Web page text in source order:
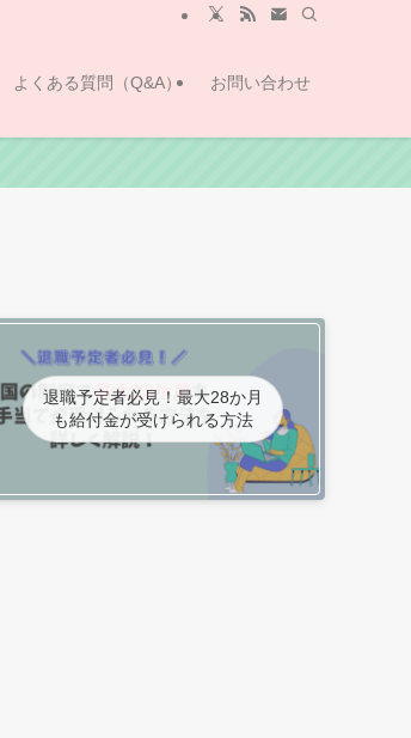
よくある質問（Q&A） お問い合わせ
退職予定者必見！最大28か月
も給付金が受けられる方法